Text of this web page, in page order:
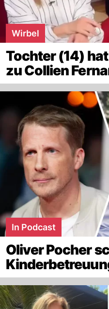
Wirbel
Tochter (14)
zu Collien
In Podcast
Oliver Pocher